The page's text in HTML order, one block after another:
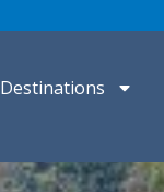
Destinations